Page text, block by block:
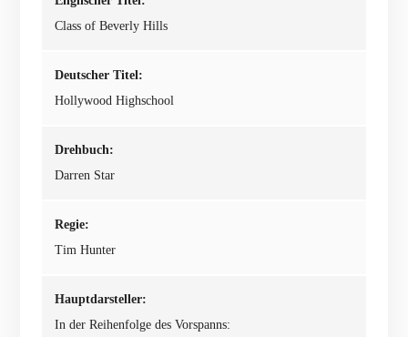
Class of Beverly Hills
Deutscher Titel:
Hollywood Highschool
Drehbuch:
Darren Star
Regie:
Tim Hunter
Hauptdarsteller:
In der Reihenfolge des Vorspanns: